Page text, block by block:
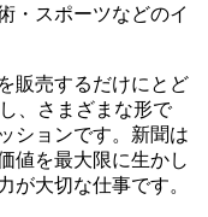
・スポーツなどのイ
販売するだけにとど
、さまざまな形で
ションです。新聞は
値を最大限に生かし
が大切な仕事です。